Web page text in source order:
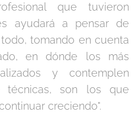
que tuvieron
ayudará a pensar de
tomando en cuenta
en dónde los más
y contemplen
técnicas, son los que
creciendo".